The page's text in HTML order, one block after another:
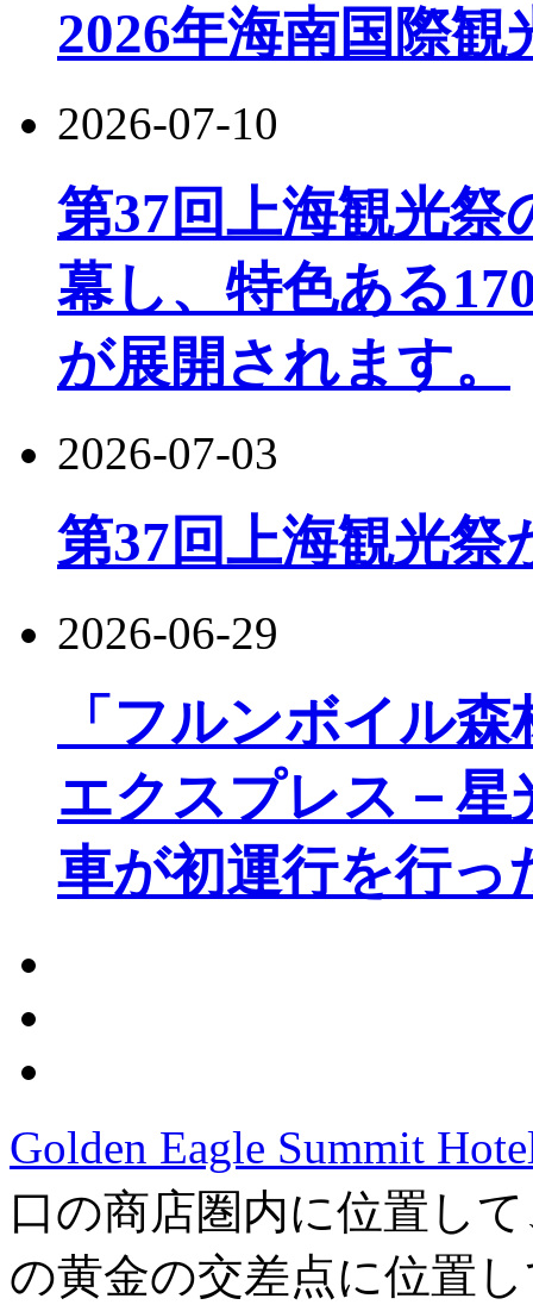
2026年海南国際
2026-07-10
第37回上海観光
幕し、特色ある
が展開されます。
2026-07-03
第37回上海観光祭
2026-06-29
「フルンボイル
エクスプレス－星
車が初運行を行っ
Golden Eagle Summit
口の商店圏内に位置し
の黄金の交差点に位置